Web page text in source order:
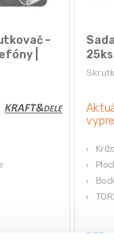
–
|
7,77